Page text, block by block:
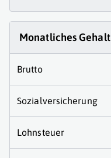
Monatliches Gehalt
Brutto
Sozialversicherung
Lohnsteuer